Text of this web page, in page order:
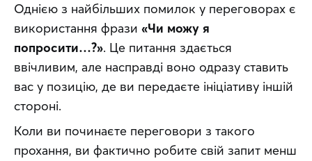
Однією з найбільших помилок у переговорах є
використання фрази «Чи можу я
попросити…?». Це питання здається
ввічливим, але насправді воно одразу ставить
вас у позицію, де ви передаєте ініціативу іншій
стороні.
Коли ви починаєте переговори з такого
прохання, ви фактично робите свій запит менш